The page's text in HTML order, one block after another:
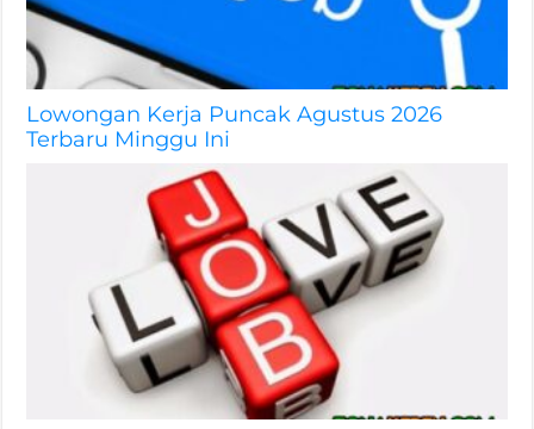
Lowongan Kerja Puncak Agustus 2026
Terbaru Minggu Ini